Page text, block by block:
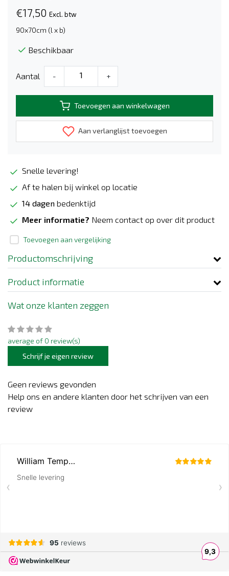
€17,50 Excl. btw
90x70cm (l x b)
Beschikbaar
Aantal - +
Toevoegen aan winkelwagen
Aan verlanglijst toevoegen
Snelle levering!
Af te halen bij winkel op locatie
14 dagen bedenktijd
Meer informatie? Neem contact op over dit product
Toevoegen aan vergelijking
Productomschrijving
Product informatie
Wat onze klanten zeggen
average of 0 review(s)
Schrijf je eigen review
Geen reviews gevonden
Help ons en andere klanten door het schrijven van een
review